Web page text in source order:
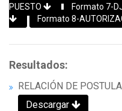
PUESTO
Formato 7-DJ
Formato 8-
Resultados:
RELACIÓN DE
Descargar